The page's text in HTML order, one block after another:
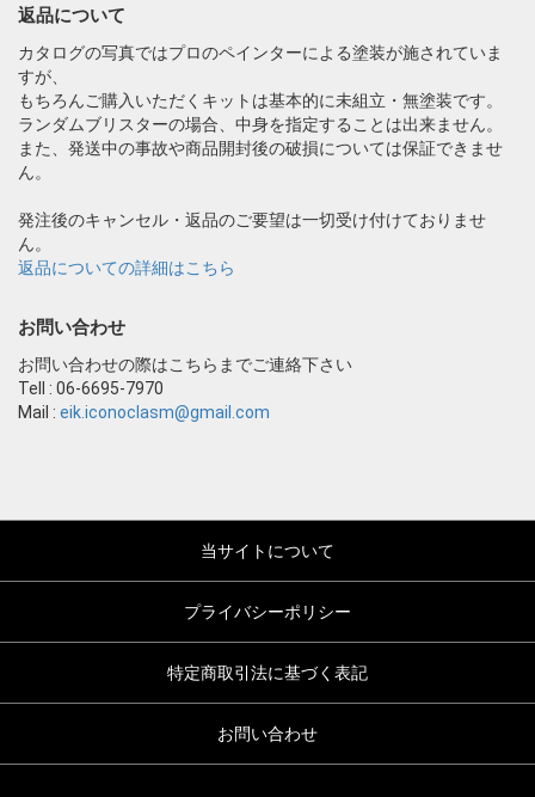
返品について
カタログの写真ではプロのペインターによる塗装が施されていま
すが、
もちろんご購入いただくキットは基本的に未組立・無塗装です。
ランダムブリスターの場合、中身を指定することは出来ません。
また、発送中の事故や商品開封後の破損については保証できませ
ん。
発注後のキャンセル・返品のご要望は一切受け付けておりませ
ん。
返品についての詳細はこちら
お問い合わせ
お問い合わせの際はこちらまでご連絡下さい
Tell : 06-6695-7970
Mail : eik.iconoclasm@gmail.com
当サイトについて
プライバシーポリシー
特定商取引法に基づく表記
お問い合わせ